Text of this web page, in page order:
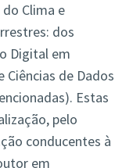
Clima e
dos
Digital em
Ciências de Dados
Estas
pelo
conducentes à
em